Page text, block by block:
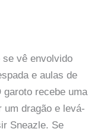
se vê envolvido
e aulas de
garoto recebe uma
dragão e levá-
Sneazle. Se